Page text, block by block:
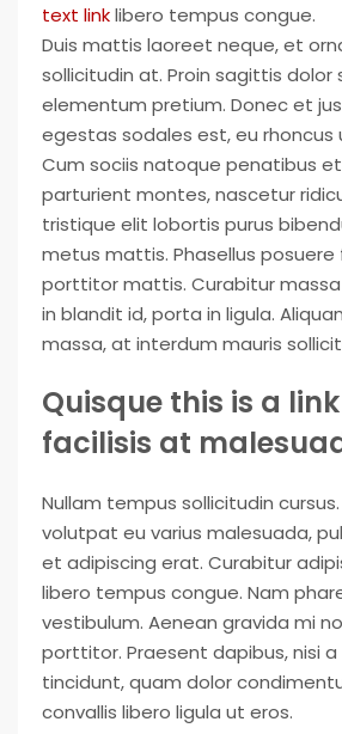
text linklibero tempus congue.
Duis mattis laoreet neque, et
sollicitudin at. Proin sagittis dolor
elementum pretium. Donec et
egestas sodales est, eu rhoncus
Cum sociis natoque penatibus
parturient montes, nascetur
tristique elit lobortis purus
metus mattis. Phasellus posuere
porttitor mattis. Curabitur
in blandit id, porta in ligula.
massa, at interdum mauris
Quisque this is a
facilisis at
Nullam tempus sollicitudin
volutpat eu varius malesuada,
et adipiscing erat. Curabitur
libero tempus congue. Nam
vestibulum. Aenean gravida mi
porttitor. Praesent dapibus, nisi
tincidunt, quam dolor
convallis libero ligula ut eros.